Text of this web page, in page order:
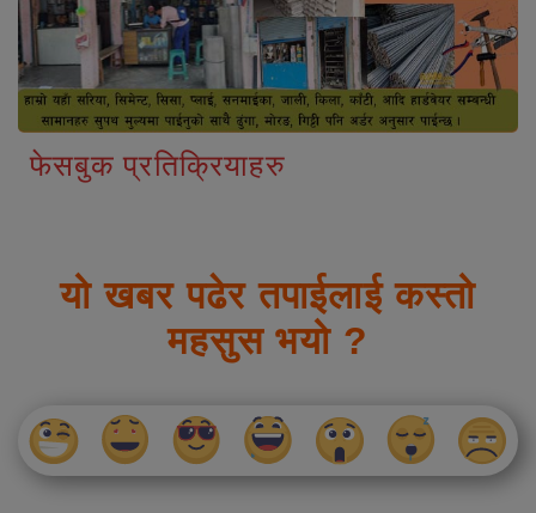
फेसबुक प्रतिक्रियाहरु
यो खबर पढेर तपाईलाई कस्तो
महसुस भयो ?